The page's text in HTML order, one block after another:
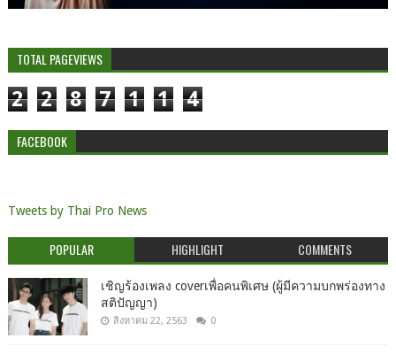
TOTAL PAGEVIEWS
2 2 8 7 1 1 4
FACEBOOK
Tweets by Thai Pro News
POPULAR HIGHLIGHT COMMENTS
เชิญร้องเพลง coverเพื่อคนพิเศษ (ผู้มีความบกพร่องทาง
สติปัญญา)
สิงหาคม 22, 2563 0